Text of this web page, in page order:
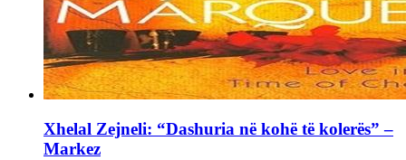
Xhelal Zejneli: “Dashuria në kohë të kolerës” –
Markez